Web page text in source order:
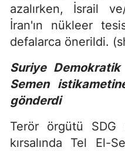
azalırken, İsrail
İran'ın nükleer
defalarca önerildi.
Suriye
Semen
gönderdi
Terör örgütü SDG
kırsalında Tel El-